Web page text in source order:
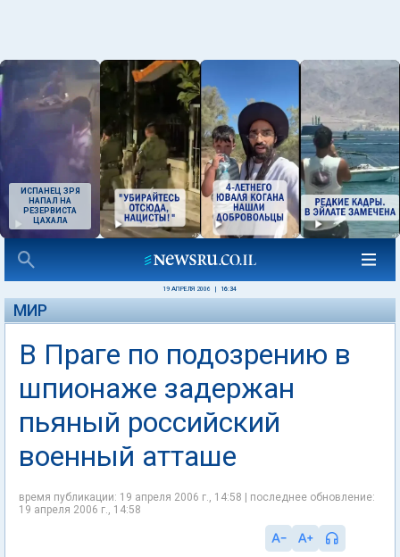
ИСПАНЕЦ ЗРЯ
НАПАЛ НА
РЕЗЕРВИСТА
ЦАХАЛА
19 АПРЕЛЯ 2006 16:34
МИР
В Праге по подозрению в
шпионаже задержан
пьяный российский
военный атташе
время публикации: 19 апреля 2006 г., 14:58 | последнее обновление:
19 апреля 2006 г., 14:58